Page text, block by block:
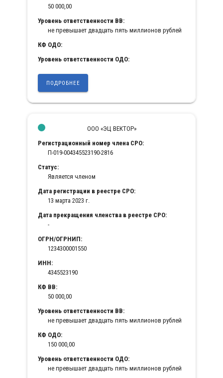
50 000,00
Уровень ответственности ВВ:
не превышает двадцать пять миллионов рублей
КФ ОДО:
Уровень ответственности ОДО:
ПОДРОБНЕЕ
ООО «ЭЦ ВЕКТОР»
Регистрационный номер члена СРО:
П-019-004345523190-2816
Статус:
Является членом
Дата регистрации в реестре СРО:
13 марта 2023 г.
Дата прекращения членства в реестре СРО:
-
ОГРН/ОГРНИП:
1234300001550
ИНН:
4345523190
КФ ВВ:
50 000,00
Уровень ответственности ВВ:
не превышает двадцать пять миллионов рублей
КФ ОДО:
150 000,00
Уровень ответственности ОДО:
не превышает двадцать пять миллионов рублей